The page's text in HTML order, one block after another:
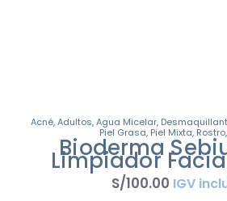
Acné,Adultos,Agua Micelar,
Piel Grasa, Piel Mixta, Rostro,
Bioderma
Limpiador
S/100.00 IGV